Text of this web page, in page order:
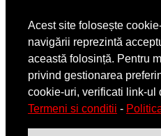
Acest site folosește
navigării reprezintă
această folosință. Pentru
privind gestionarea
cookie-uri, verificati link-ul
Termeni si conditii -
2023
2022
2019
2018
2016
2014